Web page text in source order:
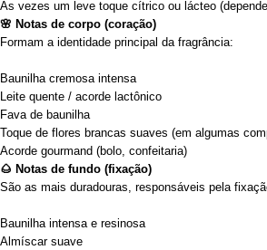
Às vezes um leve toque cítrico ou lácteo
🌸 Notas de corpo (coração)
Formam a identidade principal da fragrância:
Baunilha cremosa intensa
Leite quente / acorde lactônico
Fava de baunilha
Toque de flores brancas suaves (em algumas
Acorde gourmand (bolo, confeitaria)
🌰 Notas de fundo (fixação)
São as mais duradouras, responsáveis pela
Baunilha intensa e resinosa
Almíscar suave